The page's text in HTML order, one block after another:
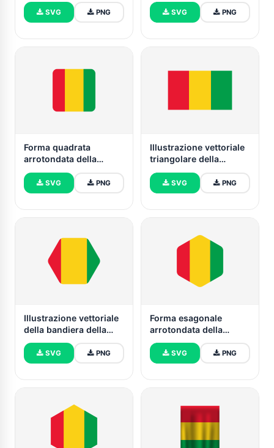
SVG PNG SVG PNG
Forma quadrata
arrotondata della
bandiera della Guinea
SVG PNG
Illustrazione vettoriale
triangolare della
bandiera della Guinea
SVG PNG
Illustrazione vettoriale
della bandiera della
Guinea
SVG PNG
Forma esagonale
arrotondata della
bandiera della Guinea
SVG PNG